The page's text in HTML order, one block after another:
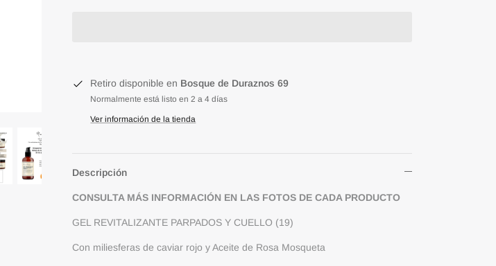
Retiro disponible en Bosque de Duraznos 69
Normalmente está listo en 2 a 4 días
Ver información de la tienda
Descripción
CONSULTA MÁS INFORMACIÓN EN LAS FOTOS DE CADA PRODUCTO
GEL REVITALIZANTE PARPADOS Y CUELLO (19)
Con miliesferas de caviar rojo y Aceite de Rosa Mosqueta